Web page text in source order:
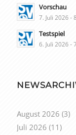
Vorschau
7. Juli 2026 -
Testspiel
6. Juli 2026 -
August 2026 (3)
Juli 2026 (11)